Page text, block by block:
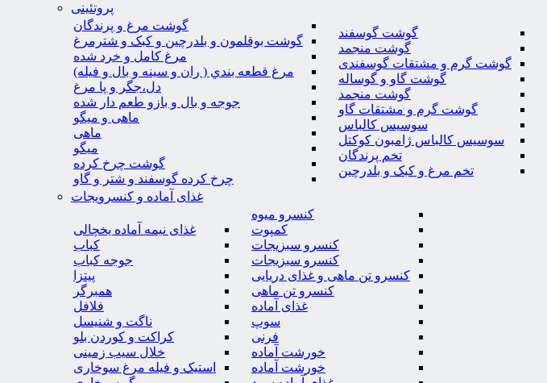
پروتئینی
گوشت گوسفند
گوشت منجمد
گوشت گرم و مشتقات گوسفندی
گوشت گاو و گوساله
گوشت منجمد
گوشت گرم و مشتقات گاو
سوسیس کالباس
سوسیس کالباس ژامبون کوکتل
تخم پرندگان
تخم مرغ و کبک و بلدرچین
گوشت مرغ و پرندگان
گوشت بوقلمون و بلدرچین و کبک و شترمرغ
مرغ کامل و خرد شده
مرغ قطعه بندي ( ران و سينه و بال و فيله)
دل،جگر و پا مرغ
جوجه و بال و بازو طعم دار شده
ماهی و میگو
ماهی
میگو
گوشت چرخ کرده
چرخ کرده گوسفند و شتر و گاو
غذای آماده و کنسرویجات
کنسرو میوه
کمپوت
کنسرو سبزیجات
کنسرو سبزیجات
کنسرو تن ماهی و غذای دریایی
کنسرو تن ماهی
غذای آماده
سوپ
فرنی
خورشت آماده
خورشت آماده
غذای نیمه آماده یخچالی
کباب
جوجه کباب
پیتزا
همبرگر
فلافل
ناگت و شنیسل
کراکت و کوردن بلو
خلال سیب زمینی
استیک و فیله مرغ سوخاری